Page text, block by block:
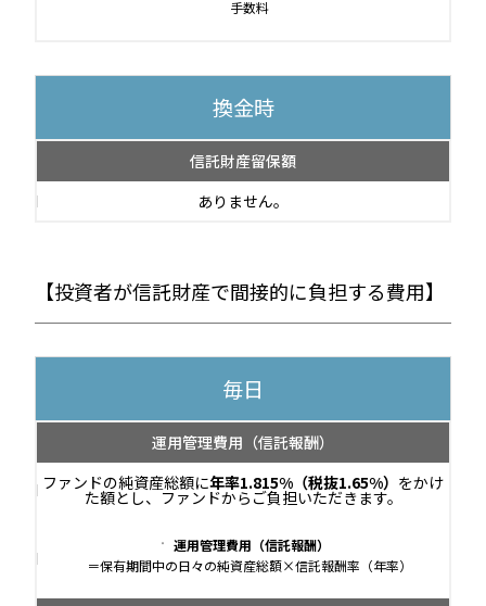
手数料
換金時
信託財産留保額
ありません。
【投資者が信託財産で間接的に負担する費用】
毎日
運用管理費用 （信託報酬）
ファンドの純資産総額に年率1.815%（税抜1.65%） をかけ
た額とし、ファンドからご負担いただきます。
運用管理費用（信託報酬）
＝保有期間中の日々の純資産総額×信託報酬率（年率）